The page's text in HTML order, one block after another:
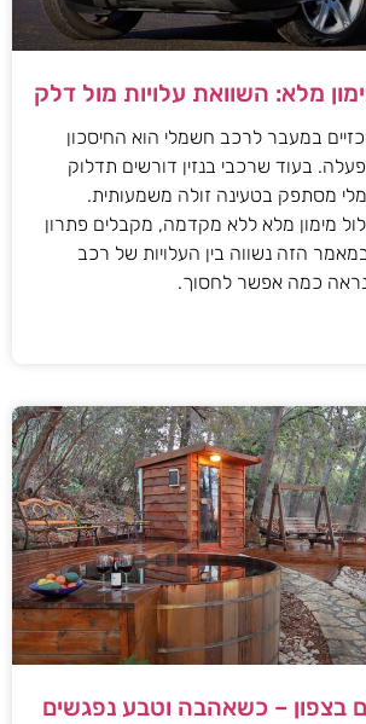
מלא: השוואת עלויות מול דלק
במעבר לרכב חשמלי הוא החיסכון
בעוד שרכבי בנזין דורשים תדלוק
מסתפק בטעינה זולה משמעותית.
מימון מלא ללא מקדמה, מקבלים פתרון
הזה נשווה בין העלויות של רכב
כמה אפשר לחסוך.
בצפון – כשאהבה וטבע נפגשים